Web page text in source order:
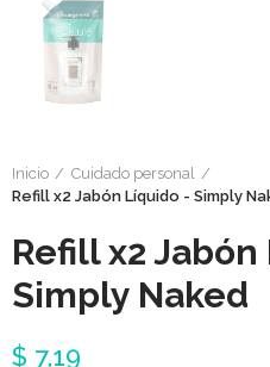
Inicio
Cuidado personal
Refill x2 Jabón Líquido - Simply
Refill x2
Simply Naked
$ 7,19